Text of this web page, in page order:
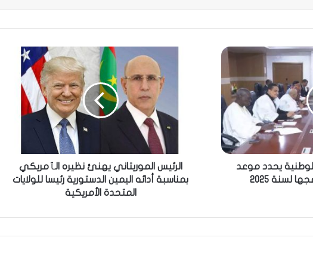
يحدد موعد
لسنة 2025
الرئيس الموريتاني يهنئ نظيره الٱمريكي
بمناسبة أدائه اليمين الدستورية رئيسا للولايات
المتحدة الأمريكية